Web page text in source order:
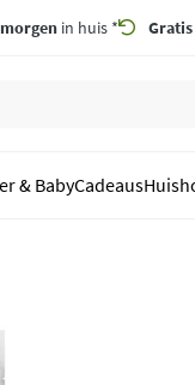
morgen in huis * Gratis
& BabyCadeaus